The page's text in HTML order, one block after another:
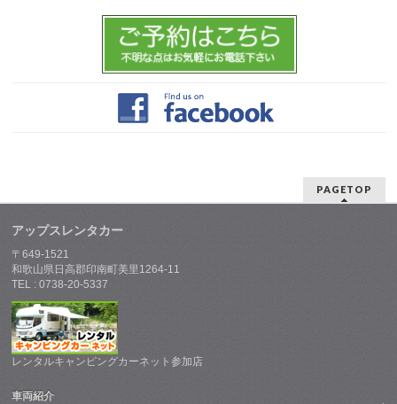
PAGETOP
アップスレンタカー
〒649-1521
和歌山県日高郡印南町美里1264-11
TEL : 0738-20-5337
レンタルキャンピングカーネット参加店
車両紹介